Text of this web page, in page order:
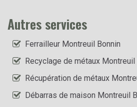
Autres services
Ferrailleur Montreuil Bonnin
Recyclage de métaux Montreuil
Récupération de métaux
Débarras de maison Montreuil